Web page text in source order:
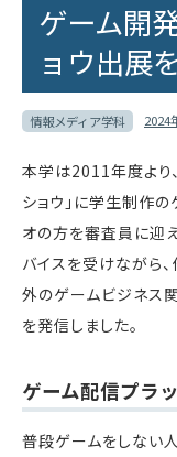
ゲーム開
ョウ出展
情報メディア学科 2024
本学は2011年度より
ショウ」に学生制作
オの方を審査員に迎
バイスを受けながら
外のゲームビジネス
を発信しました。
ゲーム配信プラ
普段ゲームをしない